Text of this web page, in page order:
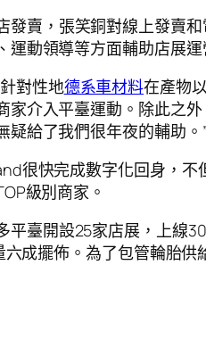
發賣，張笑銅對線上發賣
運動領導等方面輔助店展運
對性地德系車材料在產物
家介入平臺運動。除此之
疑給了我們很年夜的輔助。”
很快完成數字化回身，
級別商家。
平臺開設25家店展，上線
成擺佈。為了包管輪胎